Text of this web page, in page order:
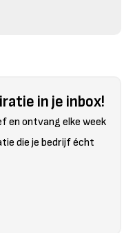
in je inbox!
en ontvang elke week
die je bedrijf écht